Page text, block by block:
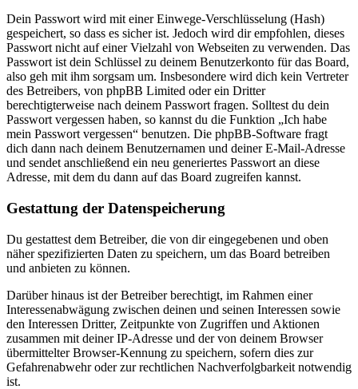
Dein Passwort wird mit einer Einwege-Verschlüsselung (Hash)
gespeichert, so dass es sicher ist. Jedoch wird dir empfohlen, dieses
Passwort nicht auf einer Vielzahl von Webseiten zu verwenden. Das
Passwort ist dein Schlüssel zu deinem Benutzerkonto für das Board,
also geh mit ihm sorgsam um. Insbesondere wird dich kein Vertreter
des Betreibers, von phpBB Limited oder ein Dritter
berechtigterweise nach deinem Passwort fragen. Solltest du dein
Passwort vergessen haben, so kannst du die Funktion „Ich habe
mein Passwort vergessen“ benutzen. Die phpBB-Software fragt
dich dann nach deinem Benutzernamen und deiner E-Mail-Adresse
und sendet anschließend ein neu generiertes Passwort an diese
Adresse, mit dem du dann auf das Board zugreifen kannst.
Gestattung der Datenspeicherung
Du gestattest dem Betreiber, die von dir eingegebenen und oben
näher spezifizierten Daten zu speichern, um das Board betreiben
und anbieten zu können.
Darüber hinaus ist der Betreiber berechtigt, im Rahmen einer
Interessenabwägung zwischen deinen und seinen Interessen sowie
den Interessen Dritter, Zeitpunkte von Zugriffen und Aktionen
zusammen mit deiner IP-Adresse und der von deinem Browser
übermittelter Browser-Kennung zu speichern, sofern dies zur
Gefahrenabwehr oder zur rechtlichen Nachverfolgbarkeit notwendig
ist.